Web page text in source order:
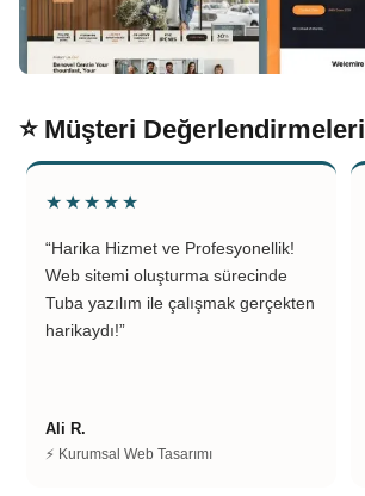
⭐ Müşteri Değerlendirmeleri
★★★★★
“Harika Hizmet ve Profesyonellik!
Web sitemi oluşturma sürecinde
Tuba yazılım ile çalışmak gerçekten
harikaydı!”
Ali R.
⚡ Kurumsal Web Tasarımı